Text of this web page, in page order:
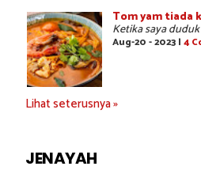
Tom yam tiada
Ketika saya
Aug-20 - 2023 | 4
Lihat seterusnya »
JENAYAH